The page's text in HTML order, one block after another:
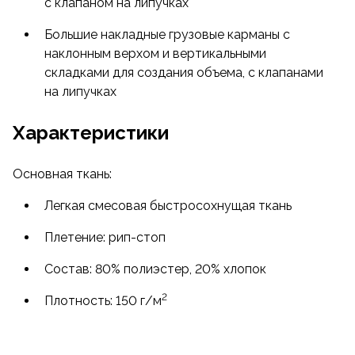
Большие накладные грузовые карманы с
наклонным верхом и вертикальными
складками для создания объема, с клапанами
на липучках
Характеристики
Основная ткань:
Легкая смесовая быстросохнущая ткань
Плетение: рип-стоп
Состав: 80% полиэстер, 20% хлопок
Плотность: 150 г/м2